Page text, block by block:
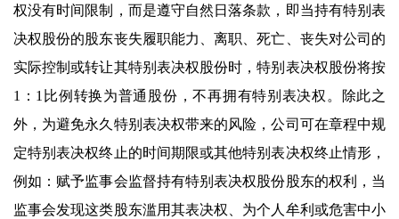
权没有时间限制，而是遵守自然日落条款，即当持有特别表
决权股份的股东丧失履职能力、离职、死亡、丧失对公司的
实际控制或转让其特别表决权股份时，特别表决权股份将按
1：1比例转换为普通股份，不再拥有特别表决权。除此之
外，为避免永久特别表决权带来的风险，公司可在章程中规
定特别表决权终止的时间期限或其他特别表决权终止情形，
例如：赋予监事会监督持有特别表决权股份股东的权利，当
监事会发现这类股东滥用其表决权、为个人牟利或危害中小